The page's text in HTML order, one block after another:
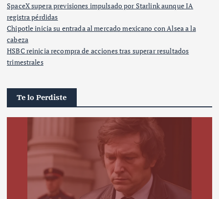
SpaceX supera previsiones impulsado por Starlink aunque IA
registra pérdidas
Chipotle inicia su entrada al mercado mexicano con Alsea a la
cabeza
HSBC reinicia recompra de acciones tras superar resultados
trimestrales
Te lo Perdiste